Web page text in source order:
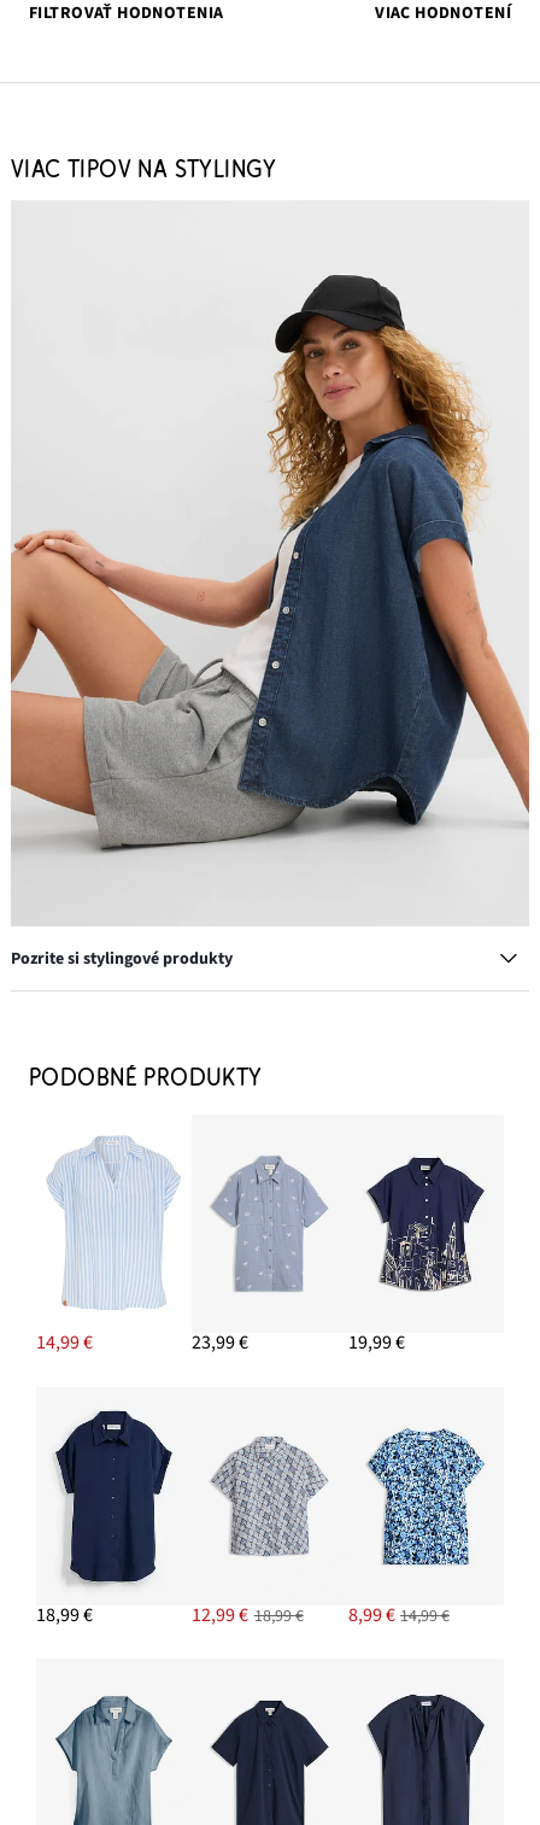
FILTROVAŤ HODNOTENIA
VIAC HODNOTENÍ
VIAC TIPOV NA STYLINGY
Pozrite si stylingové produkty
7,99 €
Šiltovka s výšivkou
11,99 €
PRIDAŤ DO KOŠÍKA
Tenisky, retro vzhľad
24,99 €
7,99 €
PRIDAŤ DO KOŠÍKA
Teplákové šortky
PODOBNÉ PRODUKTY
14,99 € 23,99 € 19,99 €
18,99 € 12,99 € 18,99 € 8,99 € 14,99 €